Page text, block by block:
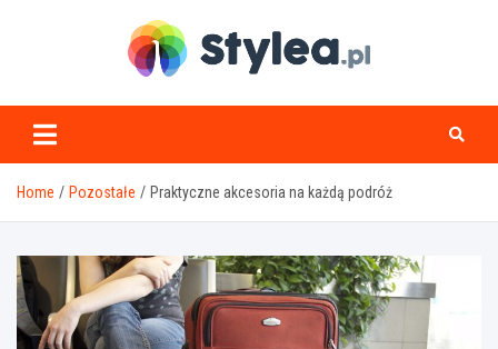
stylea.pl
Home Pozostałe Praktyczne akcesoria na każdą podróż